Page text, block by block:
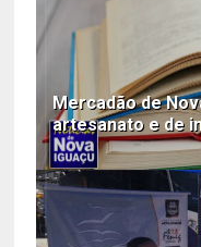
Mercadão de
artesanato e de